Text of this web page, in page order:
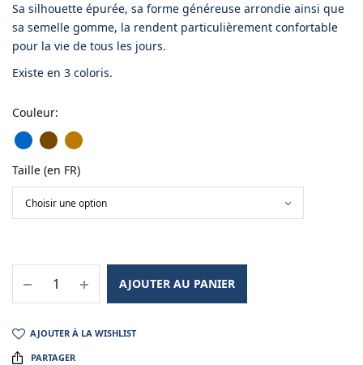
Sa silhouette épurée, sa forme généreuse arrondie ainsi que
sa semelle gomme, la rendent particulièrement confortable
pour la vie de tous les jours.
Existe en 3 coloris.
Couleur:
Taille (en FR)
AJOUTER AU PANIER
AJOUTER À LA WISHLIST
PARTAGER